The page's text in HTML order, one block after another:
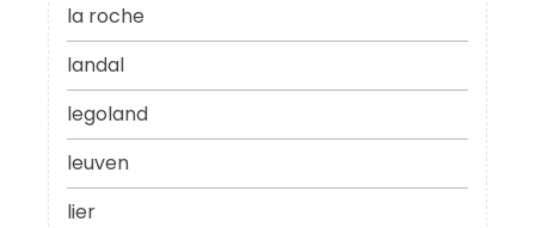
la roche
landal
legoland
leuven
lier